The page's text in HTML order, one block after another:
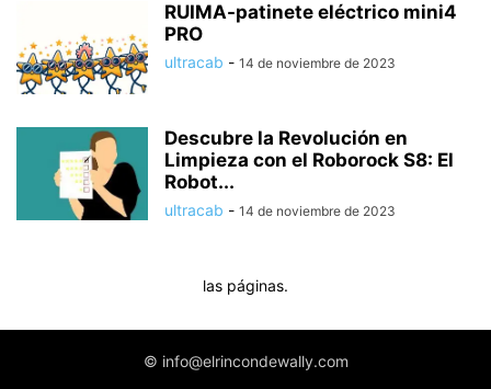
RUIMA-patinete eléctrico mini4
PRO
ultracab - 14 de noviembre de 2023
Descubre la Revolución en
Limpieza con el Roborock S8: El
Robot...
ultracab - 14 de noviembre de 2023
las páginas.
© info@elrincondewally.com